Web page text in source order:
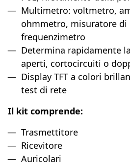
Multimetro: voltmetro,
ohmmetro, misuratore di
frequenzimetro
Determina rapidamente
aperti, cortocircuiti o
Display TFT a colori
test di rete
Il kit comprende:
Trasmettitore
Ricevitore
Auricolari